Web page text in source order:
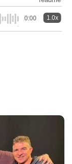
0:00 1.0x